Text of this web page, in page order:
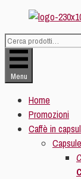
al
contenuto
Cerca:
Menu
Home
Promozioni
Caffè in